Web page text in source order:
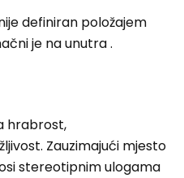
definiran položajem
je na unutra .
hrabrost,
Zauzimajući mjesto
stereotipnim ulogama